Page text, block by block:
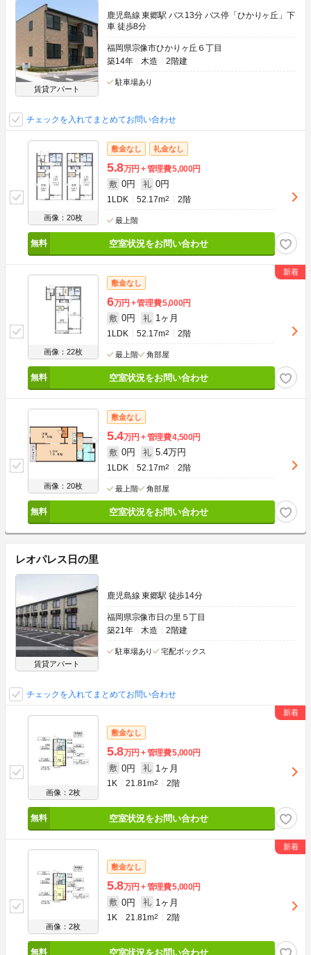
賃貸アパート
鹿児島線 東郷駅 バス13分 バス停「ひかりヶ丘」下
車 徒歩8分
福岡県宗像市ひかりヶ丘６丁目
築14年
木造 2階建
駐車場あり
チェックを入れてまとめてお問い合わせ
画像：20枚
敷金なし 礼金なし
5.8万円 管理費5,000円
敷 0円 礼 0円
1LDK 52.17m2 2階
最上階
空室状況をお問い合わせ
画像：22枚
敷金なし
6万円 管理費5,000円
敷 0円 礼 1ヶ月
1LDK 52.17m2 2階
最上階 角部屋
空室状況をお問い合わせ
画像：20枚
敷金なし
5.4万円 管理費4,500円
敷 0円 礼 5.4万円
1LDK 52.17m2 2階
最上階 角部屋
空室状況をお問い合わせ
レオパレス日の里
賃貸アパート
鹿児島線 東郷駅 徒歩14分
福岡県宗像市日の里５丁目
築21年
木造 2階建
駐車場あり 宅配ボックス
チェックを入れてまとめてお問い合わせ
画像：2枚
敷金なし
5.8万円 管理費5,000円
敷 0円 礼 1ヶ月
1K 21.81m2 2階
空室状況をお問い合わせ
画像：2枚
敷金なし
5.8万円 管理費5,000円
敷 0円 礼 1ヶ月
1K 21.81m2 2階
空室状況をお問い合わせ